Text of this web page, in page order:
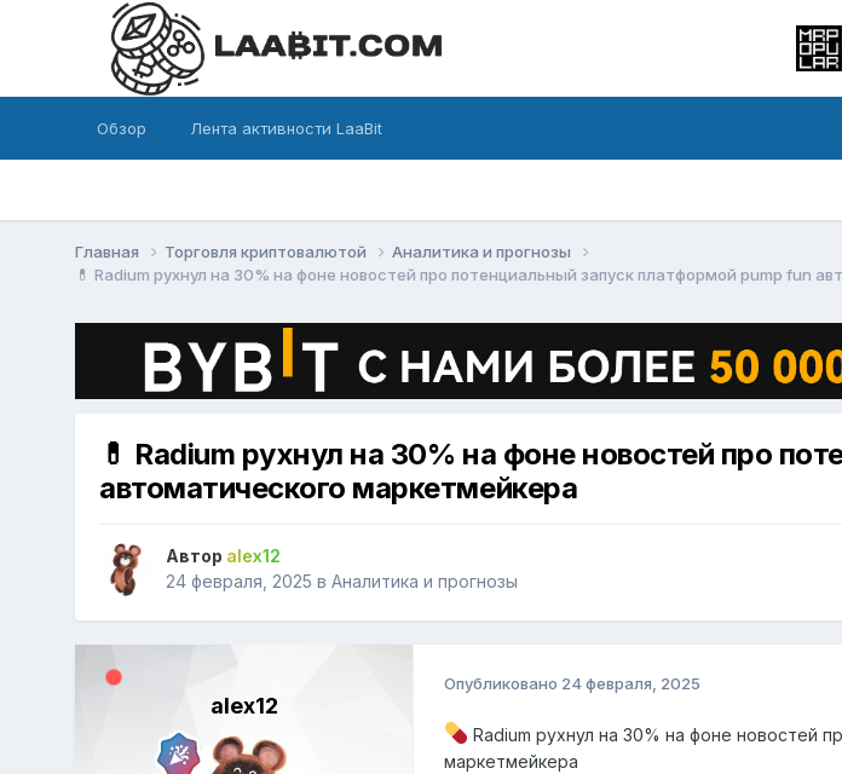
Обзор Лента активности LaaBit
Главная Торговля криптовалютой
Аналитика и прогнозы
💊 Radium рухнул на 30% на фоне новостей про потенциальный запуск платформой pump fun
💊 Radium рухнул на 30% на фоне новостей про
автоматического маркетмейкера
Автор alex12
24 февраля, 2025 вАналитика и прогнозы
alex12
Опубликовано 24 февраля, 2025
Radium рухнул на 30% на фоне новостей
маркетмейкера